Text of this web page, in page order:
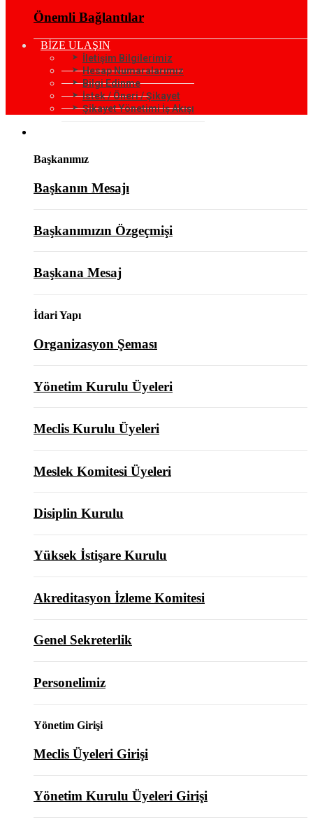
Önemli Bağlantılar
BİZE ULAŞIN
İletişim Bilgilerimiz
Hesap Numaralarımız
Bilgi Edinme
İstek / Öneri / Şikayet
Şikayet Yönetimi İş Akışı
Başkanımız
Başkanın Mesajı
Başkanımızın Özgeçmişi
Başkana Mesaj
İdari Yapı
Organizasyon Şeması
Yönetim Kurulu Üyeleri
Meclis Kurulu Üyeleri
Meslek Komitesi Üyeleri
Disiplin Kurulu
Yüksek İstişare Kurulu
Akreditasyon İzleme Komitesi
Genel Sekreterlik
Personelimiz
Yönetim Girişi
Meclis Üyeleri Girişi
Yönetim Kurulu Üyeleri Girişi